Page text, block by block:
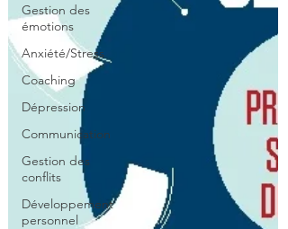
Gestion des
émotions
Anxiété/Stress
Coaching
Dépression
Communication
Gestion des
conflits
Développement
personnel